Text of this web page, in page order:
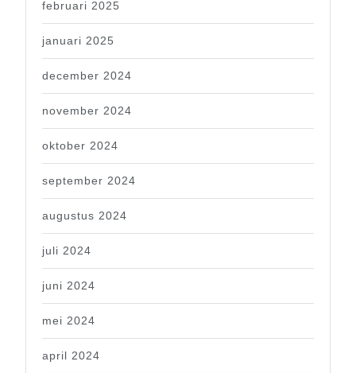
februari 2025
januari 2025
december 2024
november 2024
oktober 2024
september 2024
augustus 2024
juli 2024
juni 2024
mei 2024
april 2024